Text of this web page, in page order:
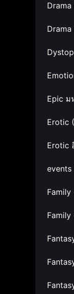
Epic ม
Erotic
Erotic
events